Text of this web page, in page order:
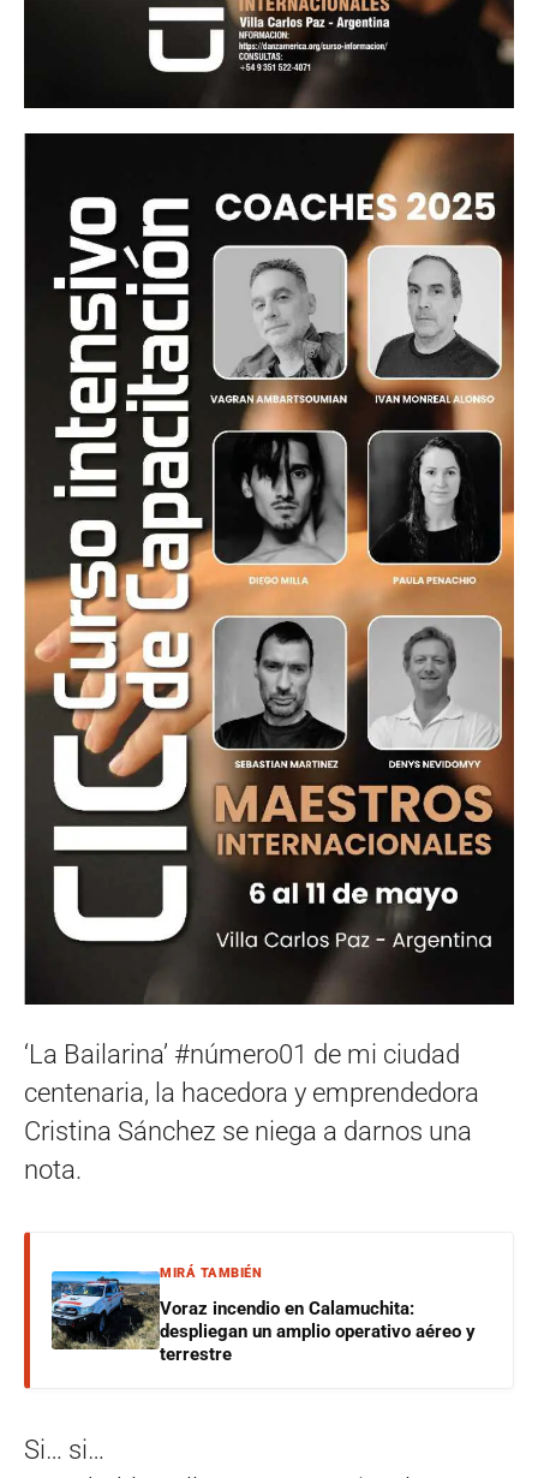
‘La Bailarina’ #número01 de mi ciudad
centenaria, la hacedora y emprendedora
Cristina Sánchez se niega a darnos una
nota.
MIRÁ TAMBIÉN
Voraz incendio en Calamuchita:
despliegan un amplio operativo aéreo y
terrestre
Si… si…